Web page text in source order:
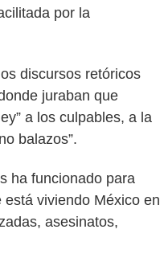
por la
discursos retóricos
juraban que
a los culpables, a la
balazos”.
ha funcionado para
viviendo México en
asesinatos,